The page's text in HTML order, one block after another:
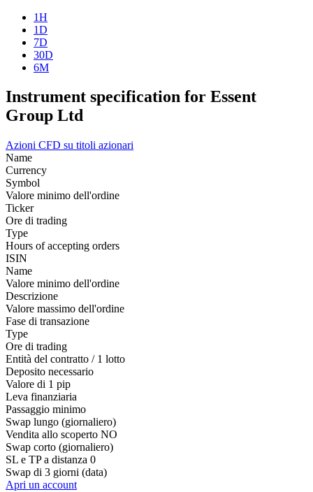
1H
1D
7D
30D
6M
Instrument specification for Essent
Group Ltd
Azioni CFD su titoli azionari
Name
Currency
Symbol
Valore minimo dell'ordine
Ticker
Ore di trading
Type
Hours of accepting orders
ISIN
Name
Valore minimo dell'ordine
Descrizione
Valore massimo dell'ordine
Fase di transazione
Type
Ore di trading
Entità del contratto / 1 lotto
Deposito necessario
Valore di 1 pip
Leva finanziaria
Passaggio minimo
Swap lungo (giornaliero)
Vendita allo scoperto NO
Swap corto (giornaliero)
SL e TP a distanza 0
Swap di 3 giorni (data)
Apri un account